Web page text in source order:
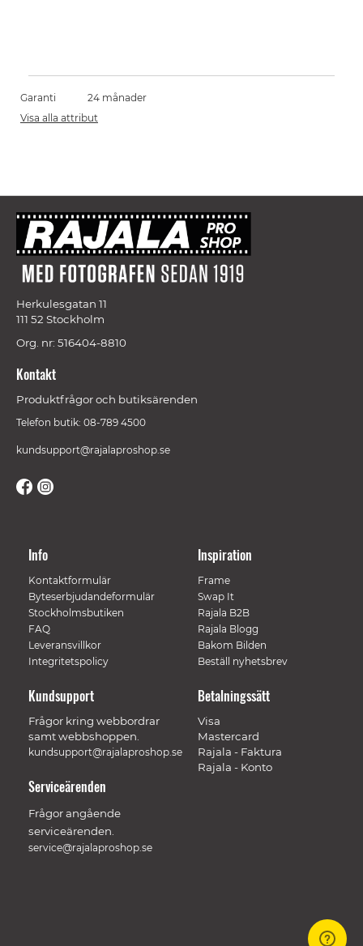
Garanti
24 månader
Visa alla attribut
Herkulesgatan 11
111 52 Stockholm
Org. nr: 516404-8810
Kontakt
Produktfrågor och butiksärenden
Telefon butik: 08-789 4500
kundsupport@rajalaproshop.se
Info
Kontaktformulär
Byteserbjudandeformulär
Stockholmsbutiken
FAQ
Leveransvillkor
Integritetspolicy
Inspiration
Frame
Swap It
Rajala B2B
Rajala Blogg
Bakom Bilden
Beställ nyhetsbrev
Betalningssätt
Visa
Mastercard
Rajala - Faktura
Rajala - Konto
Kundsupport
Frågor kring webbordrar
samt webbshoppen.
kundsupport@rajalaproshop.se
Serviceärenden
Frågor angående
serviceärenden.
service@rajalaproshop.se